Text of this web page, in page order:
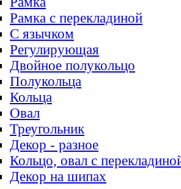
Рамка с перекладиной
С язычком
Регулирующая
Двойное полукольцо
Полукольца
Кольца
Овал
Треугольник
Декор - разное
Кольцо, овал с
Декор на шипах